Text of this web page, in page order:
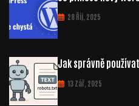
28 Říj, 2025
Jak správně
13 Zář, 2025